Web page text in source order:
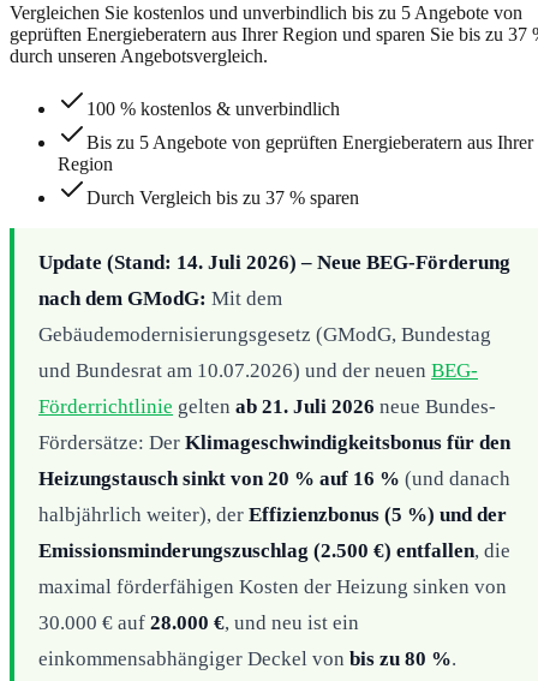
Vergleichen Sie kostenlos und unverbindlich bis zu 5 Angebote von
geprüften Energieberatern aus Ihrer Region und sparen Sie bis zu 37
durch unseren Angebotsvergleich.
100 % kostenlos & unverbindlich
Bis zu 5 Angebote von geprüften Energieberatern aus Ihrer
Region
Durch Vergleich bis zu 37 % sparen
Update (Stand: 14. Juli 2026) – Neue BEG-Förderung
nach dem GModG: Mit dem
Gebäudemodernisierungsgesetz (GModG, Bundestag
und Bundesrat am 10.07.2026) und der neuen BEG-
Förderrichtlinie gelten ab 21. Juli 2026 neue Bundes-
Fördersätze: Der Klimageschwindigkeitsbonus für den
Heizungstausch sinkt von 20 % auf 16 % (und danach
halbjährlich weiter), der Effizienzbonus (5 %) und der
Emissionsminderungszuschlag (2.500 €) entfallen, die
maximal förderfähigen Kosten der Heizung sinken von
30.000 € auf 28.000 €, und neu ist ein
einkommensabhängiger Deckel von bis zu 80 %.